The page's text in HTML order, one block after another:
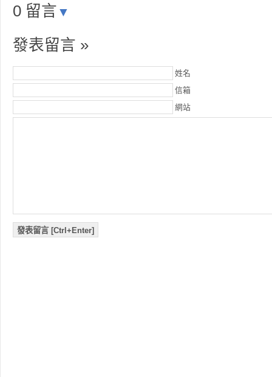
0 留言 ▼
發表留言 »
姓名
信箱
網站